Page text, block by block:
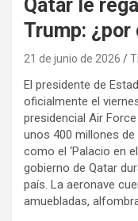
Qatar le
Trump: ¿por
21 de junio de 2026
El presidente de
oficialmente el
presidencial Air
unos 400 millones
como el ‘Palacio en
gobierno de Qatar
país. La aeronave
amuebladas,